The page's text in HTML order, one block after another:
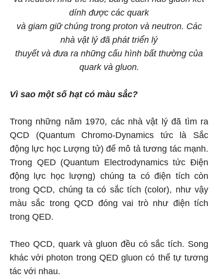
dính được các quark
và giam giữ chúng trong proton và neutron. Các
nhà vật lý đã phát triển lý
thuyết và đưa ra những cấu hình bất thường của
quark và gluon.
Vì sao một số hạt có màu sắc?
Trong những năm 1970, các nhà vật lý đã tìm ra
QCD (Quantum Chromo-Dynamics tức là Sắc
động lực học Lượng tử) để mô tả tương tác mạnh.
Trong QED (Quantum Electrodynamics tức Điện
động lực học lượng) chúng ta có điện tích còn
trong QCD, chúng ta có sắc tích (color), như vậy
màu sắc trong QCD đóng vai trò như điện tích
trong QED.
Theo QCD, quark và gluon đều có sắc tích. Song
khác với photon trong QED gluon có thể tự tương
tác với nhau.